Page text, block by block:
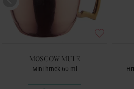
MOSCOW MULE
Mini hrnek 60 ml